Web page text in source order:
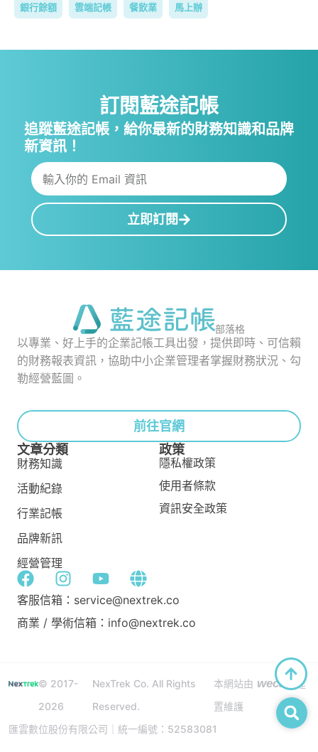
銀行餘額 雲端記帳 餐飲業 馬上辦
訂閱藍途記帳
追蹤藍途記帳，給你最新的財務知識和品牌
新資訊！
立即訂閱
部落格
以專業、好上手的企業記帳工具出發，提供即時、可信賴
的財務報表資訊，協助中小企業管理者掌握財務狀況、勾
勒經營藍圖。
前往官網
文章分類
財務知識
活動紀錄
行業記帳
品牌新訊
經營管理
政策
隱私權政策
使用者條款
資訊安全政策
客服信箱：service@nextrek.co
商業 / 學術信箱：info@nextrek.co
© 2017-
2026
NexTrek Co. All Rights
Reserved.
本網站由 wecan 建
置維護
匯雲數位股份有限公司｜統一編號：52583081